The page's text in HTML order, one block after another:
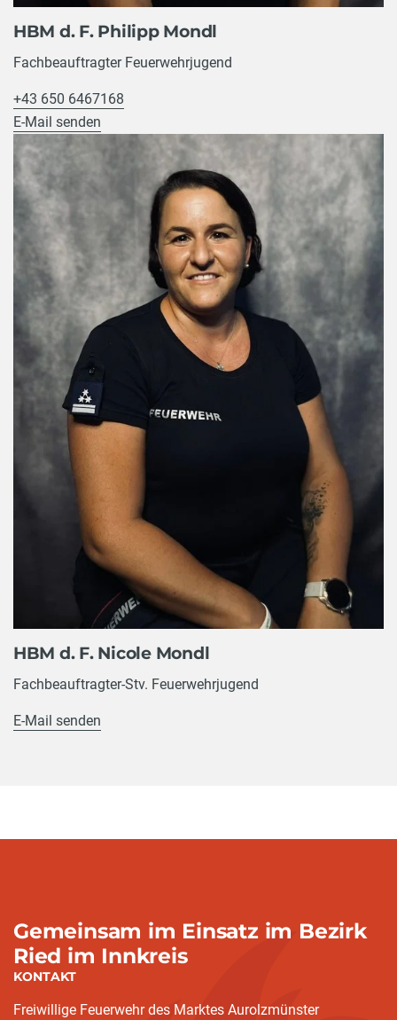
HBM d. F. Philipp Mondl
Fachbeauftragter Feuerwehrjugend
+43 650 6467168
E-Mail senden
HBM d. F. Nicole Mondl
Fachbeauftragter-Stv. Feuerwehrjugend
E-Mail senden
Gemeinsam im Einsatz im Bezirk
Ried im Innkreis
KONTAKT
Freiwillige Feuerwehr des Marktes Aurolzmünster